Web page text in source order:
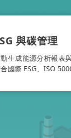
與碳管理
動生成能源分析報表
國際 ESG、ISO